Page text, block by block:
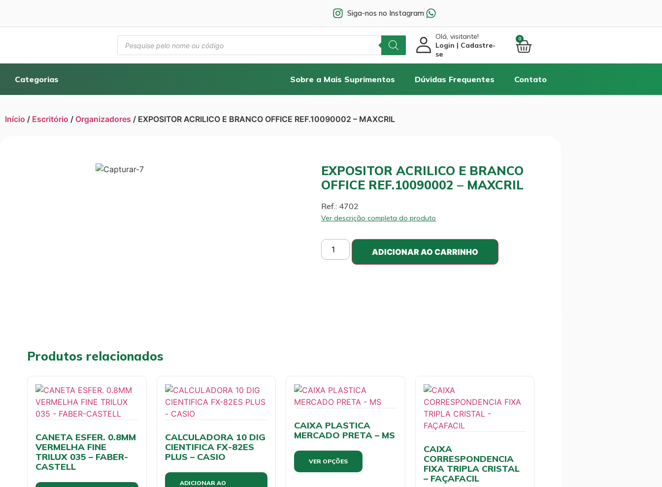
Siga-nos no Instagram
Olá, visitante!
Login | Cadastre-
se
0
Categorias Sobre a Mais Suprimentos Dúvidas Frequentes Contato
Início / Escritório / Organizadores / EXPOSITOR ACRILICO E BRANCO OFFICE REF.10090002 – MAXCRIL
EXPOSITOR ACRILICO E BRANCO
OFFICE REF.10090002 – MAXCRIL
Ref.: 4702
Ver descrição completa do produto
ADICIONAR AO CARRINHO
Produtos relacionados
CANETA ESFER. 0.8MM
VERMELHA FINE
TRILUX 035 – FABER-
CASTELL
CALCULADORA 10 DIG
CIENTIFICA FX-82ES
PLUS – CASIO
ADICIONAR AO
CAIXA PLASTICA
MERCADO PRETA – MS
VER OPÇÕES
CAIXA
CORRESPONDENCIA
FIXA TRIPLA CRISTAL
– FAÇAFACIL